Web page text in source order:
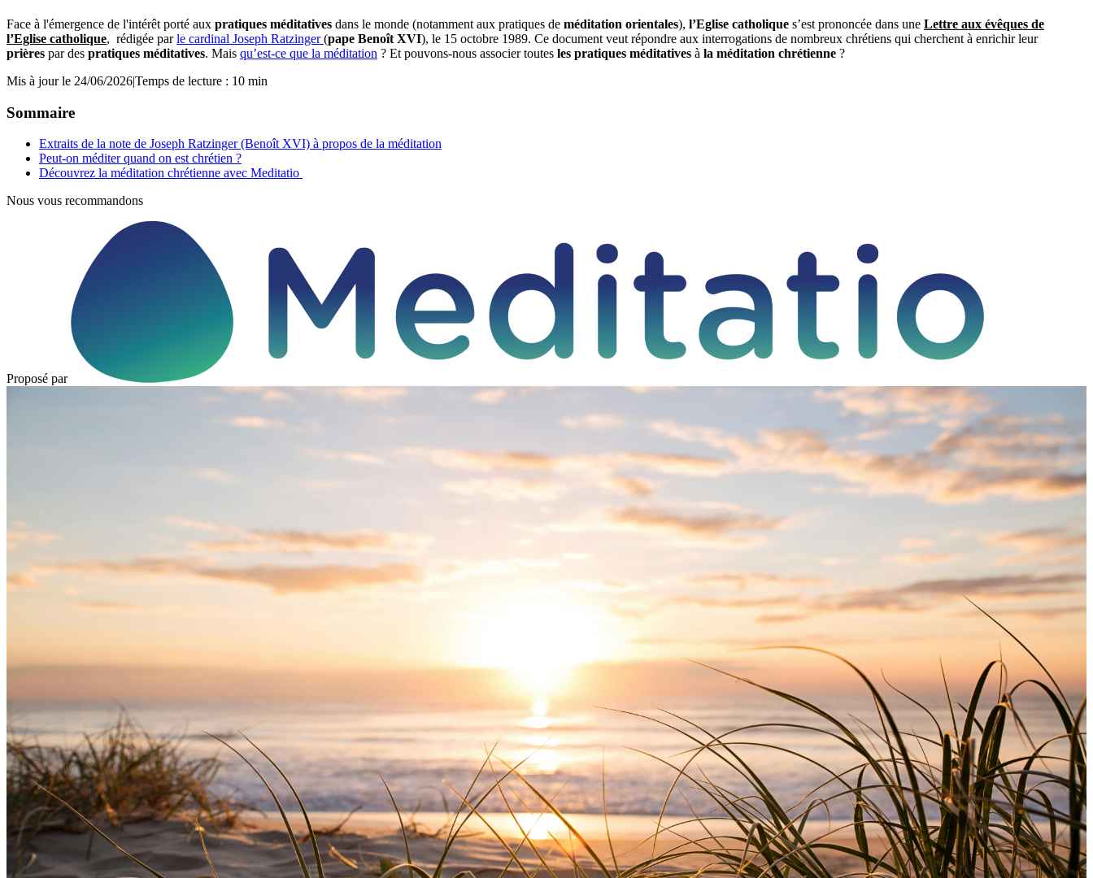
Face à l'émergence de l'intérêt porté aux pratiques méditatives dans le monde (notamment aux pratiques de méditation orientales), l’Eglise catholique s’est prononcée dans une Lettre aux évêques de
l’Eglise catholique, rédigée parle cardinal Joseph Ratzinger(pape Benoît XVI), le 15 octobre 1989. Ce document veut répondre aux interrogations de nombreux chrétiens qui cherchent à enrichir leur
prières par des pratiques méditatives. Mais qu’est-ce que la méditation ? Et pouvons-nous associer toutes les pratiques méditatives à la méditation chrétienne ?
Mis à jour le 24/06/2026|Temps de lecture : 10 min
Sommaire
Extraits de la note de Joseph Ratzinger (Benoît XVI) à propos de la méditation
Peut-on méditer quand on est chrétien ?
Découvrez la méditation chrétienne avec Meditatio
Nous vous recommandons
Proposé par